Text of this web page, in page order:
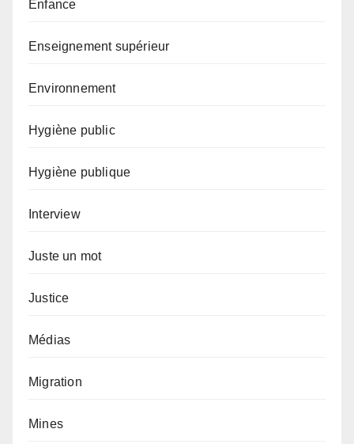
Enfance
Enseignement supérieur
Environnement
Hygiène public
Hygiène publique
Interview
Juste un mot
Justice
Médias
Migration
Mines